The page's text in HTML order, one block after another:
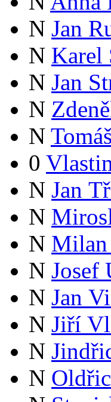
N Jan
N Karel
N Jan
N
N
0
N Jan
N
N Milan
N Josef
N Jan
N Jiří
N
N